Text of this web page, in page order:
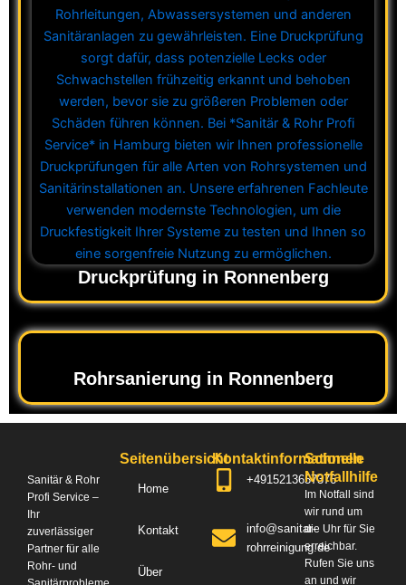
Druckprüfung in Ronnenberg
Rohrsanierung in Ronnenberg
Sanitär & Rohr
Profi Service –
Ihr
zuverlässiger
Partner für alle
Rohr- und
Seitenübersicht
Home
Kontakt
Über
Kontaktinformationen
+4915213657376
info@sanitar-
rohrreinigung.de
Schnelle
Notfallhilfe
Im Notfall sind
wir rund um
die Uhr für Sie
erreichbar.
Rufen Sie uns
an und wir